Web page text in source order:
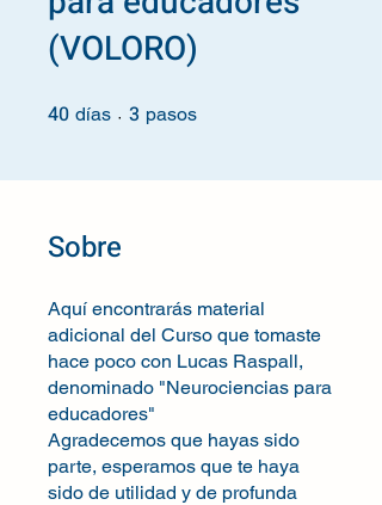
(VOLORO)
40 días 40 días
3 pasos
Sobre
Aquí encontrarás material
adicional del Curso que tomaste
hace poco con Lucas Raspall,
denominado "Neurociencias para
educadores"
Agradecemos que hayas sido
parte, esperamos que te haya
sido de utilidad y de profunda